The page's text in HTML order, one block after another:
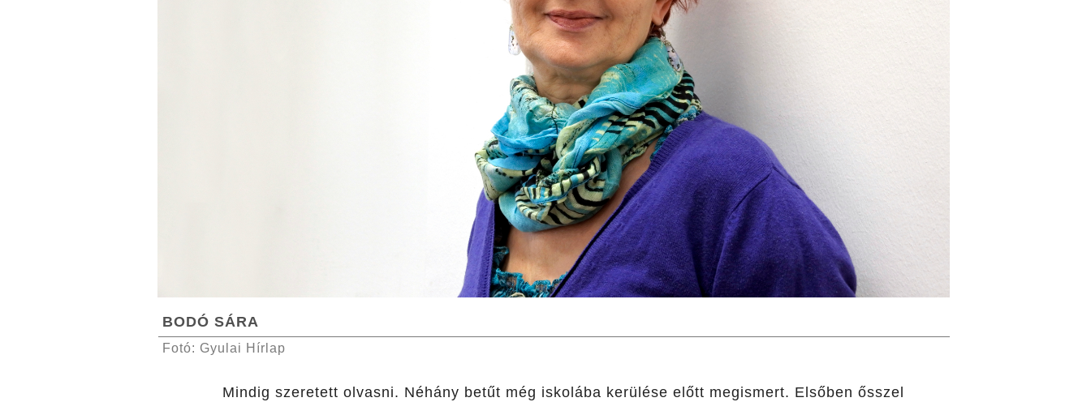
BODÓ SÁRA
Fotó: Gyulai Hírlap
Mindig szeretett olvasni. Néhány betűt még iskolába kerülése előtt megismert. Elsőben ősszel